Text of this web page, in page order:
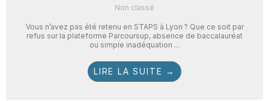
Non classé
Vous n’avez pas été retenu en STAPS à Lyon ? Que ce soit par
refus sur la plateforme Parcoursup, absence de baccalauréat
ou simple inadéquation ...
LIRE LA SUITE →